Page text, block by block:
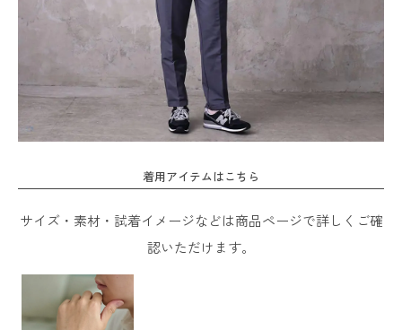
着用アイテムはこちら
サイズ・素材・試着イメージなどは商品ページで詳しくご確
認いただけます。